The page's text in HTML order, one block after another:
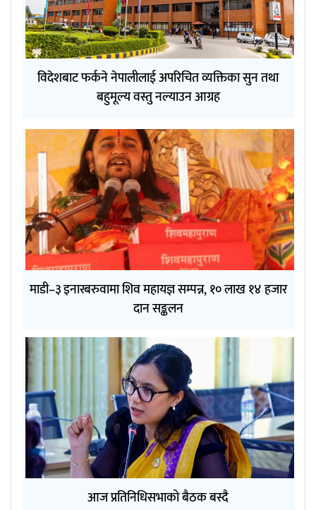
विदेशबाट फर्कने नेपालीलाई अपरिचित व्यक्तिका सुन तथा
बहुमूल्य वस्तु नल्याउन आग्रह
माडी–३ इनारबरुवामा शिव महायज्ञ सम्पन्न, १० लाख १४ हजार
दान सङ्कलन
आज प्रतिनिधिसभाको बैठक बस्दै